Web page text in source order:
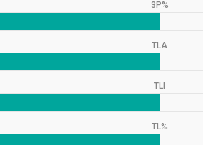
3P%
TLA
TLI
TL%